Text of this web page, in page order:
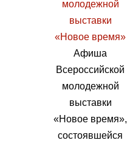
Афиша
Всероссийской
молодежной
выставки
«Новое время»,
состоявшейся